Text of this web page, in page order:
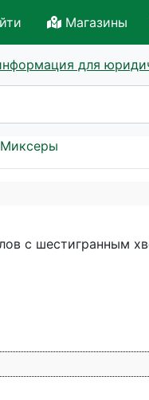
Магазины
для
Миксеры
с шестигранным